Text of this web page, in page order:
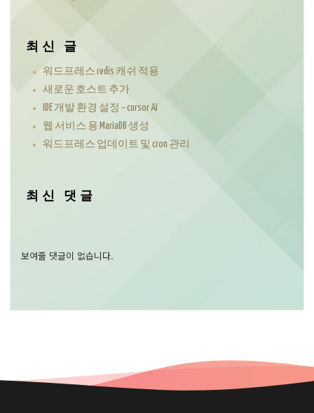
최신 글
워드프레스 redis 캐쉬 적용
새로운 호스트 추가
IDE 개발 환경 설정 – cursor AI
웹 서비스 용 MariaDB 생성
워드프레스 업데이트 및 cron 관리
최신 댓글
보여줄 댓글이 없습니다.